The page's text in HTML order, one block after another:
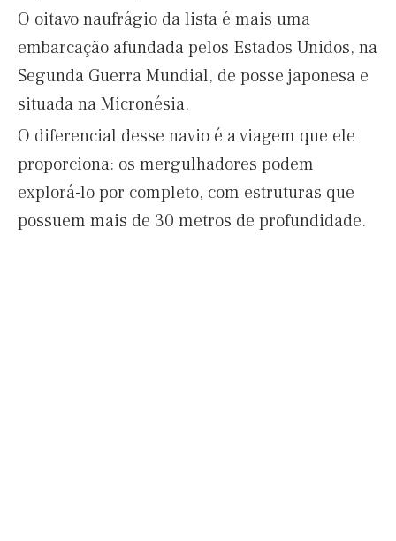
O oitavo naufrágio da lista é mais uma
embarcação afundada pelos Estados Unidos, na
Segunda Guerra Mundial, de posse japonesa e
situada na Micronésia.
O diferencial desse navio é a viagem que ele
proporciona: os mergulhadores podem
explorá-lo por completo, com estruturas que
possuem mais de 30 metros de profundidade.